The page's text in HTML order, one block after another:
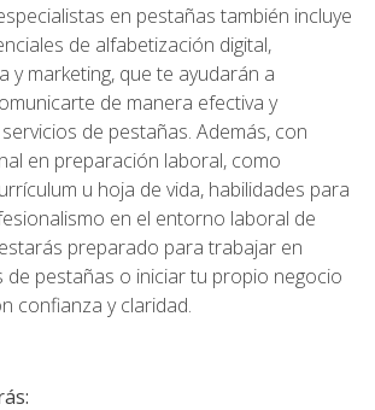
en pestañas también incluye
de alfabetización digital,
y marketing, que te ayudarán a
de manera efectiva y
de pestañas. Además, con
en preparación laboral, como
u hoja de vida, habilidades para
en el entorno laboral de
preparado para trabajar en
de pestañas o iniciar tu propio negocio
confianza y claridad.